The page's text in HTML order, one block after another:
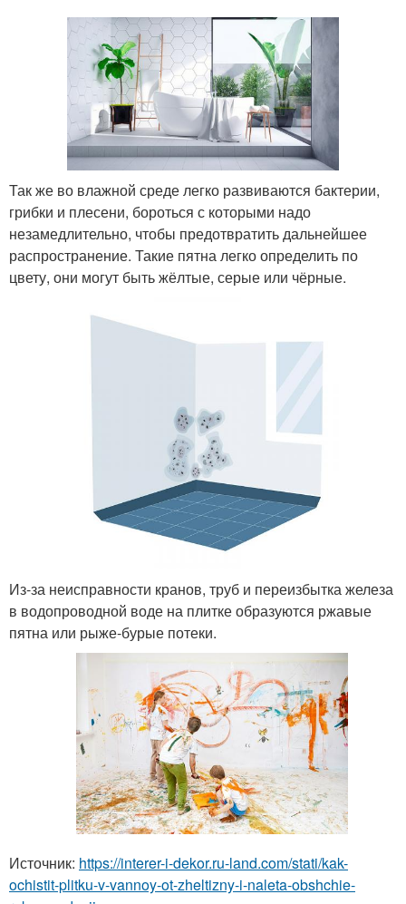
Так же во влажной среде легко развиваются бактерии,
грибки и плесени, бороться с которыми надо
незамедлительно, чтобы предотвратить дальнейшее
распространение. Такие пятна легко определить по
цвету, они могут быть жёлтые, серые или чёрные.
Из-за неисправности кранов, труб и переизбытка железа
в водопроводной воде на плитке образуются ржавые
пятна или рыже-бурые потеки.
Источник: https://interer-i-dekor.ru-land.com/stati/kak-
ochistit-plitku-v-vannoy-ot-zheltizny-i-naleta-obshchie-